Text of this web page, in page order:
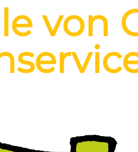
von